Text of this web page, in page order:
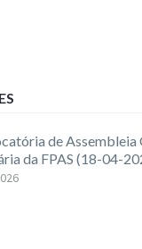
de Assembleia
da FPAS (18-04-